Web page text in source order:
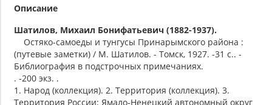
Описание
Шатилов, Михаил Бонифатьевич (1882-1937).
Остяко-самоеды и тунгусы Принарымского района :
(путевые заметки) / М. Шатилов. - Томск, 1927. -31 с.. -
Библиография в подстрочных примечаниях.
. -200 экз. .
1. Народ (коллекция). 2. Территория (коллекция). 3.
Территория России: Ямало-Ненецкий автономный округ